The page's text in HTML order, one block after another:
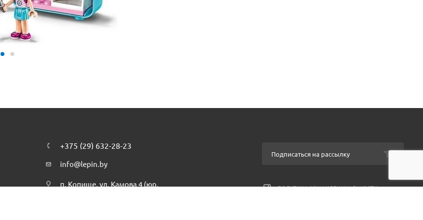
+375 (29) 632-28-23
info@lepin.by
п. Копище, ул. Камова 4 (юр.
Подписаться на рассылку
ПОЛИТИКА КОНФИДЕНЦИАЛЬНОСТИ